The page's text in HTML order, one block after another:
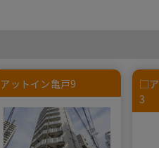
アットイン亀戸9
□
3